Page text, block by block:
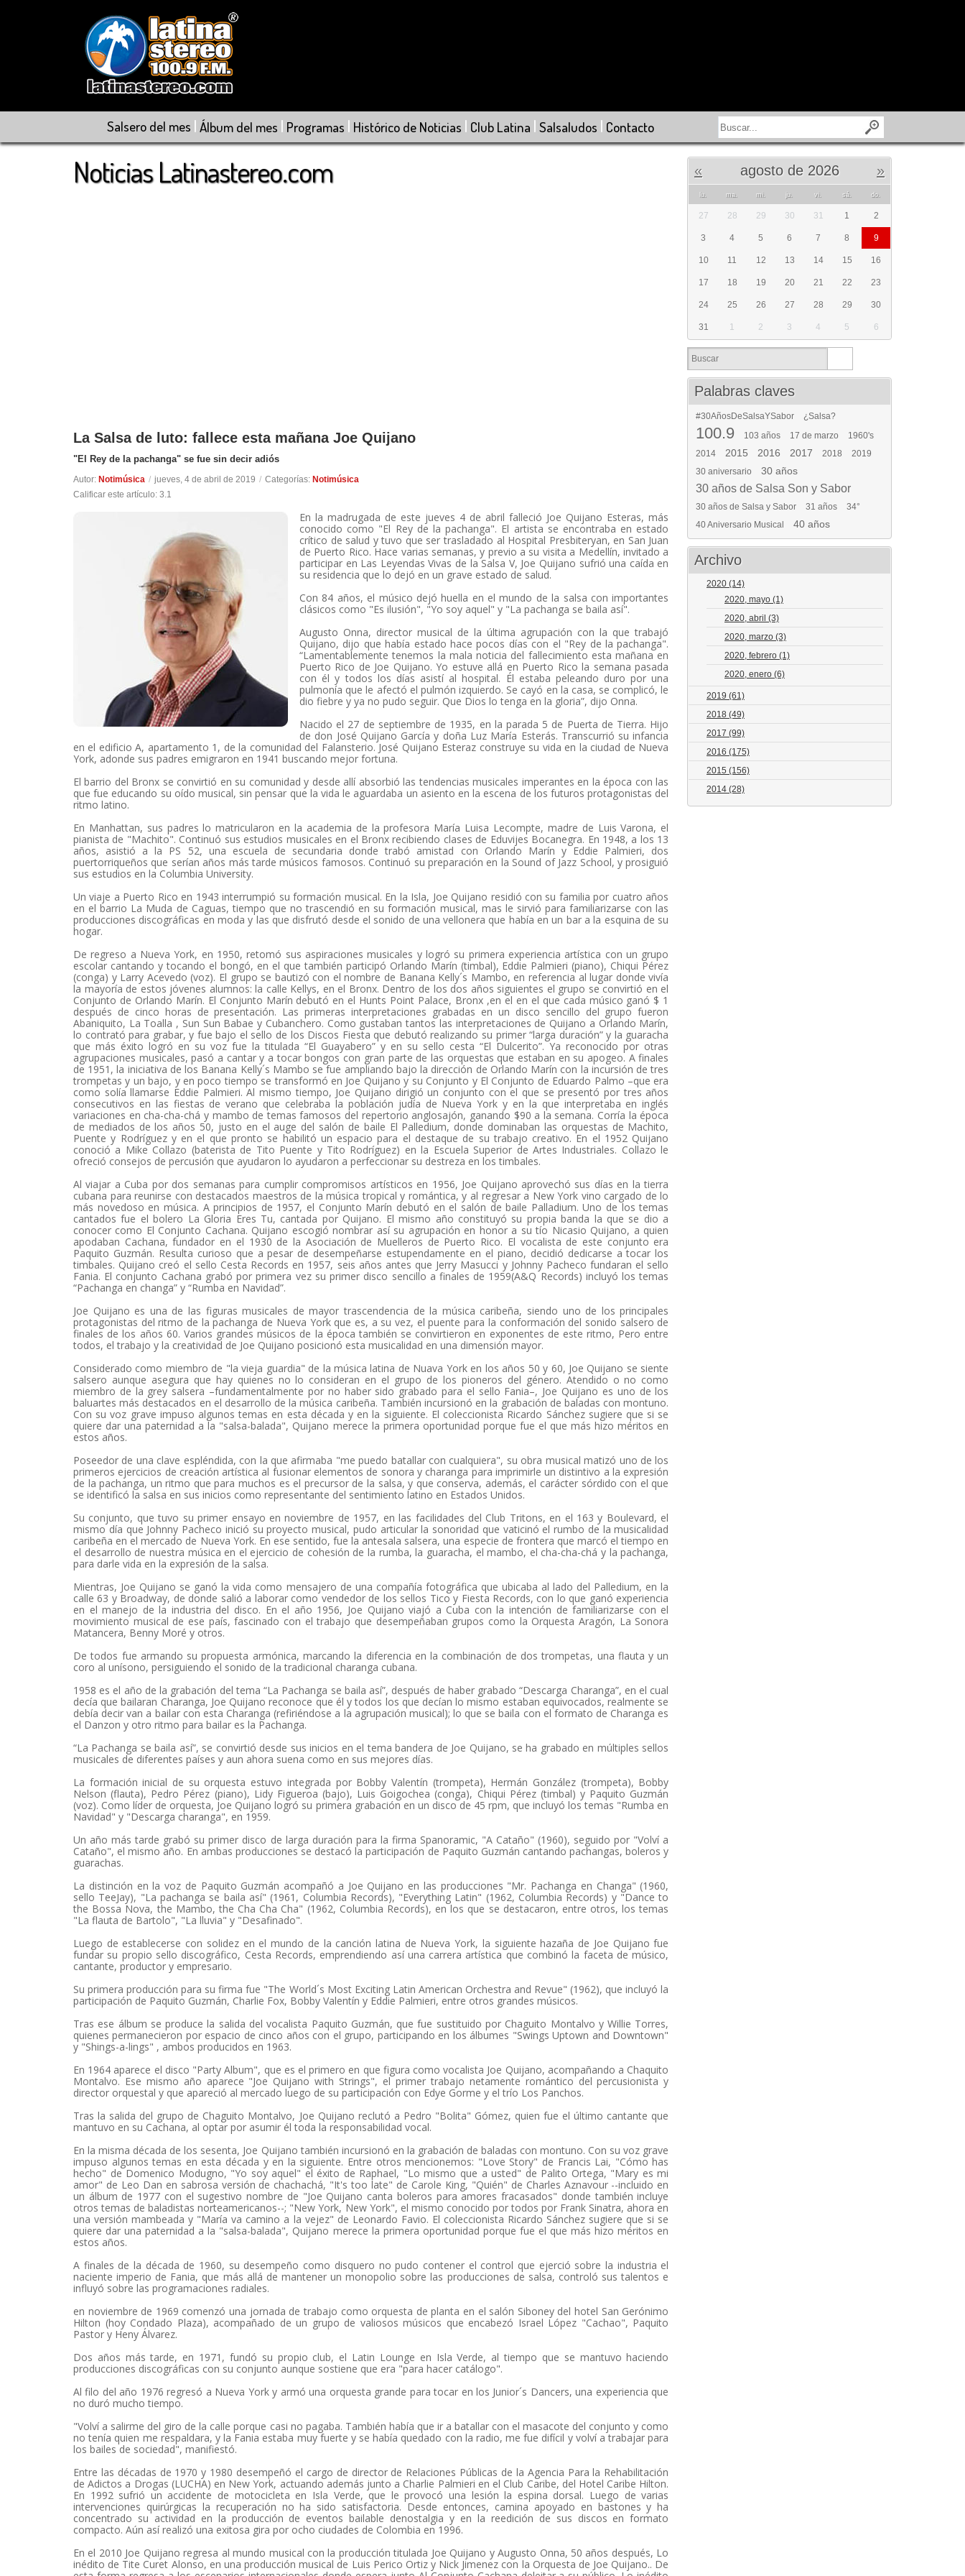
Salsero del mes | Álbum del mes | Programas | Histórico de Noticias | Club Latina | Salsaludos | Contacto
Noticias Latinastereo.com
La Salsa de luto: fallece esta mañana Joe Quijano
"El Rey de la pachanga" se fue sin decir adiós
Autor: Notimúsica / jueves, 4 de abril de 2019 / Categorías: Notimúsica
Calificar este artículo: 3.1
En la madrugada de este jueves 4 de abril falleció Joe Quijano Esteras, más
conocido como "El Rey de la pachanga". El artista se encontraba en estado
crítico de salud y tuvo que ser trasladado al Hospital Presbiteryan, en San Juan
de Puerto Rico. Hace varias semanas, y previo a su visita a Medellín, invitado a
participar en Las Leyendas Vivas de la Salsa V, Joe Quijano sufrió una caída en
su residencia que lo dejó en un grave estado de salud.
Con 84 años, el músico dejó huella en el mundo de la salsa con importantes
clásicos como "Es ilusión", "Yo soy aquel" y "La pachanga se baila así".
Augusto Onna, director musical de la última agrupación con la que trabajó
Quijano, dijo que había estado hace pocos días con el "Rey de la pachanga".
“Lamentablemente tenemos la mala noticia del fallecimiento esta mañana en
Puerto Rico de Joe Quijano. Yo estuve allá en Puerto Rico la semana pasada
con él y todos los días asistí al hospital. Él estaba peleando duro por una
pulmonía que le afectó el pulmón izquierdo. Se cayó en la casa, se complicó, le
dio fiebre y ya no pudo seguir. Que Dios lo tenga en la gloria”, dijo Onna.
Nacido el 27 de septiembre de 1935, en la parada 5 de Puerta de Tierra. Hijo
de don José Quijano García y doña Luz María Esterás. Transcurrió su infancia
en el edificio A, apartamento 1, de la comunidad del Falansterio. José Quijano Esteraz construye su vida en la ciudad de Nueva
York, adonde sus padres emigraron en 1941 buscando mejor fortuna.
El barrio del Bronx se convirtió en su comunidad y desde allí absorbió las tendencias musicales imperantes en la época con las
que fue educando su oído musical, sin pensar que la vida le aguardaba un asiento en la escena de los futuros protagonistas del
ritmo latino.
En Manhattan, sus padres lo matricularon en la academia de la profesora María Luisa Lecompte, madre de Luis Varona, el
pianista de "Machito". Continuó sus estudios musicales en el Bronx recibiendo clases de Eduvijes Bocanegra. En 1948, a los 13
años, asistió a la PS 52, una escuela de secundaria donde trabó amistad con Orlando Marín y Eddie Palmieri, dos
puertorriqueños que serían años más tarde músicos famosos. Continuó su preparación en la Sound of Jazz School, y prosiguió
sus estudios en la Columbia University.
Un viaje a Puerto Rico en 1943 interrumpió su formación musical. En la Isla, Joe Quijano residió con su familia por cuatro años
en el barrio La Muda de Caguas, tiempo que no trascendió en su formación musical, mas le sirvió para familiarizarse con las
producciones discográficas en moda y las que disfrutó desde el sonido de una vellonera que había en un bar a la esquina de su
hogar.
De regreso a Nueva York, en 1950, retomó sus aspiraciones musicales y logró su primera experiencia artística con un grupo
escolar cantando y tocando el bongó, en el que también participó Orlando Marín (timbal), Eddie Palmieri (piano), Chiqui Pérez
(conga) y Larry Acevedo (voz). El grupo se bautizó con el nombre de Banana Kelly´s Mambo, en referencia al lugar donde vivía
la mayoría de estos jóvenes alumnos: la calle Kellys, en el Bronx. Dentro de los dos años siguientes el grupo se convirtió en el
Conjunto de Orlando Marín. El Conjunto Marín debutó en el Hunts Point Palace, Bronx ,en el en el que cada músico ganó $ 1
después de cinco horas de presentación. Las primeras interpretaciones grabadas en un disco sencillo del grupo fueron
Abaniquito, La Toalla , Sun Sun Babae y Cubanchero. Como gustaban tantos las interpretaciones de Quijano a Orlando Marín,
lo contrató para grabar, y fue bajo el sello de los Discos Fiesta que debutó realizando su primer “larga duración” y la guaracha
que más éxito logró en su voz fue la titulada “El Guayabero” y en su sello cesta “El Dulcerito”. Ya reconocido por otras
agrupaciones musicales, pasó a cantar y a tocar bongos con gran parte de las orquestas que estaban en su apogeo. A finales
de 1951, la iniciativa de los Banana Kelly´s Mambo se fue ampliando bajo la dirección de Orlando Marín con la incursión de tres
trompetas y un bajo, y en poco tiempo se transformó en Joe Quijano y su Conjunto y El Conjunto de Eduardo Palmo –que era
como solía llamarse Eddie Palmieri. Al mismo tiempo, Joe Quijano dirigió un conjunto con el que se presentó por tres años
consecutivos en las fiestas de verano que celebraba la población judía de Nueva York y en la que interpretaba en inglés
variaciones en cha-cha-chá y mambo de temas famosos del repertorio anglosajón, ganando $90 a la semana. Corría la época
de mediados de los años 50, justo en el auge del salón de baile El Palledium, donde dominaban las orquestas de Machito,
Puente y Rodríguez y en el que pronto se habilitó un espacio para el destaque de su trabajo creativo. En el 1952 Quijano
conoció a Mike Collazo (baterista de Tito Puente y Tito Rodríguez) en la Escuela Superior de Artes Industriales. Collazo le
ofreció consejos de percusión que ayudaron lo ayudaron a perfeccionar su destreza en los timbales.
Al viajar a Cuba por dos semanas para cumplir compromisos artísticos en 1956, Joe Quijano aprovechó sus días en la tierra
cubana para reunirse con destacados maestros de la música tropical y romántica, y al regresar a New York vino cargado de lo
más novedoso en música. A principios de 1957, el Conjunto Marín debutó en el salón de baile Palladium. Uno de los temas
cantados fue el bolero La Gloria Eres Tu, cantada por Quijano. El mismo año constituyó su propia banda la que se dio a
conocer como El Conjunto Cachana. Quijano escogió nombrar así su agrupación en honor a su tío Nicasio Quijano, a quien
apodaban Cachana, fundador en el 1930 de la Asociación de Muelleros de Puerto Rico. El vocalista de este conjunto era
Paquito Guzmán. Resulta curioso que a pesar de desempeñarse estupendamente en el piano, decidió dedicarse a tocar los
timbales. Quijano creó el sello Cesta Records en 1957, seis años antes que Jerry Masucci y Johnny Pacheco fundaran el sello
Fania. El conjunto Cachana grabó por primera vez su primer disco sencillo a finales de 1959(A&Q Records) incluyó los temas
“Pachanga en changa” y “Rumba en Navidad”.
Joe Quijano es una de las figuras musicales de mayor trascendencia de la música caribeña, siendo uno de los principales
protagonistas del ritmo de la pachanga de Nueva York que es, a su vez, el puente para la conformación del sonido salsero de
finales de los años 60. Varios grandes músicos de la época también se convirtieron en exponentes de este ritmo, Pero entre
todos, el trabajo y la creatividad de Joe Quijano posicionó esta musicalidad en una dimensión mayor.
Considerado como miembro de "la vieja guardia" de la música latina de Nuava York en los años 50 y 60, Joe Quijano se siente
salsero aunque asegura que hay quienes no lo consideran en el grupo de los pioneros del género. Atendido o no como
miembro de la grey salsera –fundamentalmente por no haber sido grabado para el sello Fania–, Joe Quijano es uno de los
baluartes más destacados en el desarrollo de la música caribeña. También incursionó en la grabación de baladas con montuno.
Con su voz grave impuso algunos temas en esta década y en la siguiente. El coleccionista Ricardo Sánchez sugiere que si se
quiere dar una paternidad a la "salsa-balada", Quijano merece la primera oportunidad porque fue el que más hizo méritos en
estos años.
Poseedor de una clave espléndida, con la que afirmaba "me puedo batallar con cualquiera", su obra musical matizó uno de los
primeros ejercicios de creación artística al fusionar elementos de sonora y charanga para imprimirle un distintivo a la expresión
de la pachanga, un ritmo que para muchos es el precursor de la salsa, y que conserva, además, el carácter sórdido con el que
se identificó la salsa en sus inicios como representante del sentimiento latino en Estados Unidos.
Su conjunto, que tuvo su primer ensayo en noviembre de 1957, en las facilidades del Club Tritons, en el 163 y Boulevard, el
mismo día que Johnny Pacheco inició su proyecto musical, pudo articular la sonoridad que vaticinó el rumbo de la musicalidad
caribeña en el mercado de Nueva York. En ese sentido, fue la antesala salsera, una especie de frontera que marcó el tiempo en
el desarrollo de nuestra música en el ejercicio de cohesión de la rumba, la guaracha, el mambo, el cha-cha-chá y la pachanga,
para darle vida en la expresión de la salsa.
Mientras, Joe Quijano se ganó la vida como mensajero de una compañía fotográfica que ubicaba al lado del Palledium, en la
calle 63 y Broadway, de donde salió a laborar como vendedor de los sellos Tico y Fiesta Records, con lo que ganó experiencia
en el manejo de la industria del disco. En el año 1956, Joe Quijano viajó a Cuba con la intención de familiarizarse con el
movimiento musical de ese país, fascinado con el trabajo que desempeñaban grupos como la Orquesta Aragón, La Sonora
Matancera, Benny Moré y otros.
De todos fue armando su propuesta armónica, marcando la diferencia en la combinación de dos trompetas, una flauta y un
coro al unísono, persiguiendo el sonido de la tradicional charanga cubana.
1958 es el año de la grabación del tema “La Pachanga se baila así”, después de haber grabado “Descarga Charanga”, en el cual
decía que bailaran Charanga, Joe Quijano reconoce que él y todos los que decían lo mismo estaban equivocados, realmente se
debía decir van a bailar con esta Charanga (refiriéndose a la agrupación musical); lo que se baila con el formato de Charanga es
el Danzon y otro ritmo para bailar es la Pachanga.
“La Pachanga se baila así”, se convirtió desde sus inicios en el tema bandera de Joe Quijano, se ha grabado en múltiples sellos
musicales de diferentes países y aun ahora suena como en sus mejores días.
La formación inicial de su orquesta estuvo integrada por Bobby Valentín (trompeta), Hermán González (trompeta), Bobby
Nelson (flauta), Pedro Pérez (piano), Lidy Figueroa (bajo), Luis Goigochea (conga), Chiqui Pérez (timbal) y Paquito Guzmán
(voz). Como líder de orquesta, Joe Quijano logró su primera grabación en un disco de 45 rpm, que incluyó los temas "Rumba en
Navidad" y "Descarga charanga", en 1959.
Un año más tarde grabó su primer disco de larga duración para la firma Spanoramic, "A Cataño" (1960), seguido por "Volví a
Cataño", el mismo año. En ambas producciones se destacó la participación de Paquito Guzmán cantando pachangas, boleros y
guarachas.
La distinción en la voz de Paquito Guzmán acompañó a Joe Quijano en las producciones "Mr. Pachanga en Changa" (1960,
sello TeeJay), "La pachanga se baila así" (1961, Columbia Records), "Everything Latin" (1962, Columbia Records) y "Dance to
the Bossa Nova, the Mambo, the Cha Cha Cha" (1962, Columbia Records), en los que se destacaron, entre otros, los temas
"La flauta de Bartolo", "La lluvia" y "Desafinado".
Luego de establecerse con solidez en el mundo de la canción latina de Nueva York, la siguiente hazaña de Joe Quijano fue
fundar su propio sello discográfico, Cesta Records, emprendiendo así una carrera artística que combinó la faceta de músico,
cantante, productor y empresario.
Su primera producción para su firma fue "The World´s Most Exciting Latin American Orchestra and Revue" (1962), que incluyó la
participación de Paquito Guzmán, Charlie Fox, Bobby Valentín y Eddie Palmieri, entre otros grandes músicos.
Tras ese álbum se produce la salida del vocalista Paquito Guzmán, que fue sustituido por Chaguito Montalvo y Willie Torres,
quienes permanecieron por espacio de cinco años con el grupo, participando en los álbumes "Swings Uptown and Downtown"
y "Shings-a-lings" , ambos producidos en 1963.
En 1964 aparece el disco "Party Album", que es el primero en que figura como vocalista Joe Quijano, acompañando a Chaquito
Montalvo. Ese mismo año aparece "Joe Quijano with Strings", el primer trabajo netamente romántico del percusionista y
director orquestal y que apareció al mercado luego de su participación con Edye Gorme y el trío Los Panchos.
Tras la salida del grupo de Chaguito Montalvo, Joe Quijano reclutó a Pedro "Bolita" Gómez, quien fue el último cantante que
mantuvo en su Cachana, al optar por asumir él toda la responsabilidad vocal.
En la misma década de los sesenta, Joe Quijano también incursionó en la grabación de baladas con montuno. Con su voz grave
impuso algunos temas en esta década y en la siguiente. Entre otros mencionemos: "Love Story" de Francis Lai, "Cómo has
hecho" de Domenico Modugno, "Yo soy aquel" el éxito de Raphael, "Lo mismo que a usted" de Palito Ortega, "Mary es mi
amor" de Leo Dan en sabrosa versión de chachachá, "It's too late" de Carole King, "Quién" de Charles Aznavour --incluido en
un álbum de 1977 con el sugestivo nombre de "Joe Quijano canta boleros para amores fracasados" donde también incluye
otros temas de baladistas norteamericanos--; "New York, New York", el mismo conocido por todos por Frank Sinatra, ahora en
una versión mambeada y "María va camino a la vejez" de Leonardo Favio. El coleccionista Ricardo Sánchez sugiere que si se
quiere dar una paternidad a la "salsa-balada", Quijano merece la primera oportunidad porque fue el que más hizo méritos en
estos años.
A finales de la década de 1960, su desempeño como disquero no pudo contener el control que ejerció sobre la industria el
naciente imperio de Fania, que más allá de mantener un monopolio sobre las producciones de salsa, controló sus talentos e
influyó sobre las programaciones radiales.
en noviembre de 1969 comenzó una jornada de trabajo como orquesta de planta en el salón Siboney del hotel San Gerónimo
Hilton (hoy Condado Plaza), acompañado de un grupo de valiosos músicos que encabezó Israel López "Cachao", Paquito
Pastor y Heny Álvarez.
Dos años más tarde, en 1971, fundó su propio club, el Latin Lounge en Isla Verde, al tiempo que se mantuvo haciendo
producciones discográficas con su conjunto aunque sostiene que era "para hacer catálogo".
Al filo del año 1976 regresó a Nueva York y armó una orquesta grande para tocar en los Junior´s Dancers, una experiencia que
no duró mucho tiempo.
"Volví a salirme del giro de la calle porque casi no pagaba. También había que ir a batallar con el masacote del conjunto y como
no tenía quien me respaldara, y la Fania estaba muy fuerte y se había quedado con la radio, me fue difícil y volví a trabajar para
los bailes de sociedad", manifiestó.
Entre las décadas de 1970 y 1980 desempeñó el cargo de director de Relaciones Públicas de la Agencia Para la Rehabilitación
de Adictos a Drogas (LUCHA) en New York, actuando además junto a Charlie Palmieri en el Club Caribe, del Hotel Caribe Hilton.
En 1992 sufrió un accidente de motocicleta en Isla Verde, que le provocó una lesión la espina dorsal. Luego de varias
intervenciones quirúrgicas la recuperación no ha sido satisfactoria. Desde entonces, camina apoyado en bastones y ha
concentrado su actividad en la producción de eventos bailable denostalgia y en la reedición de sus discos en formato
compacto. Aún así realizó una exitosa gira por ocho ciudades de Colombia en 1996.
En el 2010 Joe Quijano regresa al mundo musical con la producción titulada Joe Quijano y Augusto Onna, 50 años después, Lo
inédito de Tite Curet Alonso, en una producción musical de Luis Perico Ortiz y Nick Jimenez con la Orquesta de Joe Quijano.. De
« agosto de 2026 »
lu. ma. mi. ju. vi. sá. do.
27 28 29 30 31 1 2
3 4 5 6 7 8 9
10 11 12 13 14 15 16
17 18 19 20 21 22 23
24 25 26 27 28 29 30
31 1 2 3 4 5 6
Palabras claves
#30AñosDeSalsaYSabor ¿Salsa?
100.9 103 años 17 de marzo
1960's
2014
2015 2016 2017 2018
2019
30 aniversario
30 años
30 años de Salsa Son y Sabor
30 años de Salsa y Sabor 31 años
34°
40 Aniversario Musical
40 años
Archivo
2020 (14)
2020, mayo (1)
2020, abril (3)
2020, marzo (3)
2020, febrero (1)
2020, enero (6)
2019 (61)
2018 (49)
2017 (99)
2016 (175)
2015 (156)
2014 (28)